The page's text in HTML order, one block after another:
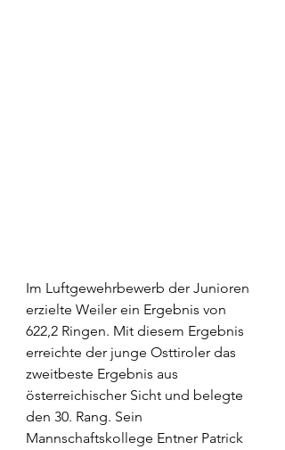
Im Luftgewehrbewerb der Junioren
erzielte Weiler ein Ergebnis von
622,2 Ringen. Mit diesem Ergebnis
erreichte der junge Osttiroler das
zweitbeste Ergebnis aus
österreichischer Sicht und belegte
den 30. Rang. Sein
Mannschaftskollege Entner Patrick